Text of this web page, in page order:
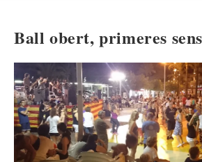
Ball obert, primeres